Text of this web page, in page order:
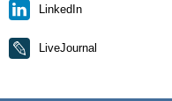
LinkedIn
LiveJournal